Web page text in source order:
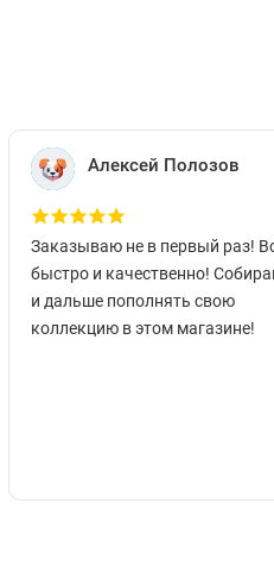
Алексей Полозов
Заказываю не в первый раз!
быстро и качественно!
и дальше пополнять свою
коллекцию в этом магазине!